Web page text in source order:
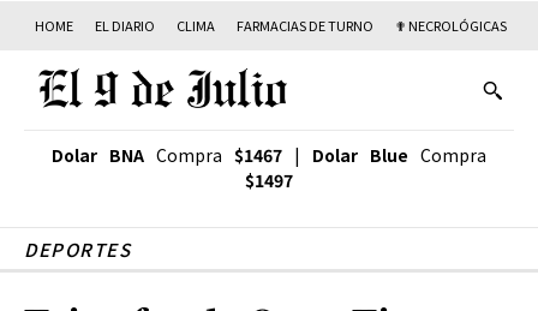
HOME EL DIARIO CLIMA FARMACIAS DE TURNO ✟ NECROLÓGICAS
Dolar BNA Compra $1467 | Dolar Blue Compra
$1497
DEPORTES